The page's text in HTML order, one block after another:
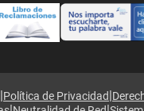
|Política de Privacidad|